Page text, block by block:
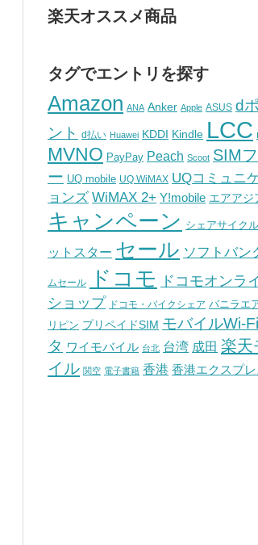
楽天オススメ商品
タグでエントリを探す
Amazon ANA Anker Apple ASUS d
ント
d払い Huawei KDDI Kindle LCC
MVNO PayPay Peach Scoot SIM
ー UQ mobile UQ WiMAX UQコミュニ
ョンズ WiMAX 2+ Y!mobile エアアジ
キャンペーン シェアサイクル
ットスター セール ソフトバン
ムセール ドコモ
ドコモオンラ
ショップ ドコモ・バイクシェア バニラエ
リピン プリペイドSIM モバイルWi-
タ ワイモバイル 台北 台湾 成田 楽天
イル 関空 電子書籍 香港 香港エクスプレ